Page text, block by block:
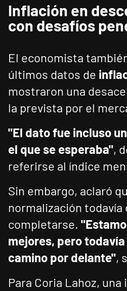
Inflación en
con desafíos
El economista
últimos datos de
mostraron una
la prevista por el
"El dato fue incluso
el que se esperaba",
referirse al índice
Sin embargo, aclaró
normalización todavía
completarse.
mejores, pero
camino por delante",
Para Coria Lahoz,